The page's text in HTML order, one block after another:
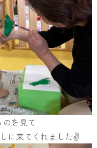
を見て
に来てくれました✌